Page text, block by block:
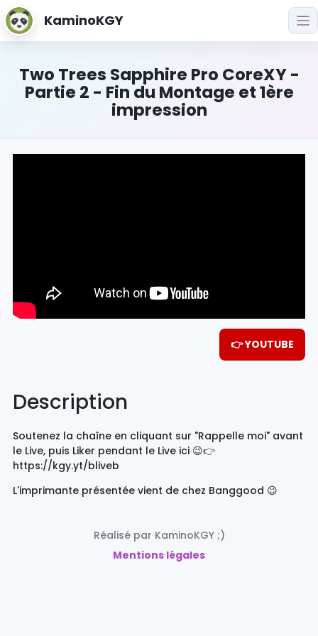
KaminoKGY
Two Trees Sapphire Pro CoreXY -
Partie 2 - Fin du Montage et 1ère
impression
👉 YOUTUBE
Description
Soutenez la chaîne en cliquant sur "Rappelle moi" avant
le Live, puis Liker pendant le Live ici 😉👉
https://kgy.yt/bliveb
L'imprimante présentée vient de chez Banggood 😉
Réalisé par KaminoKGY ;)
Mentions légales